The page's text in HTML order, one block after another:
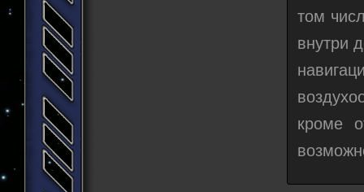
том
внутри
кроме